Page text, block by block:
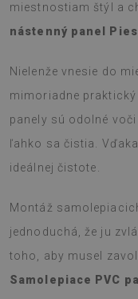
miestnostiam štýl a
nástenný panel
Nielenže vnesie do
mimoriadne praktický
panely sú odolné
ľahko sa čistia.
ideálnej čistote.
Montáž
jednoduchá, že ju
toho, aby musel
Samolepiace PVC